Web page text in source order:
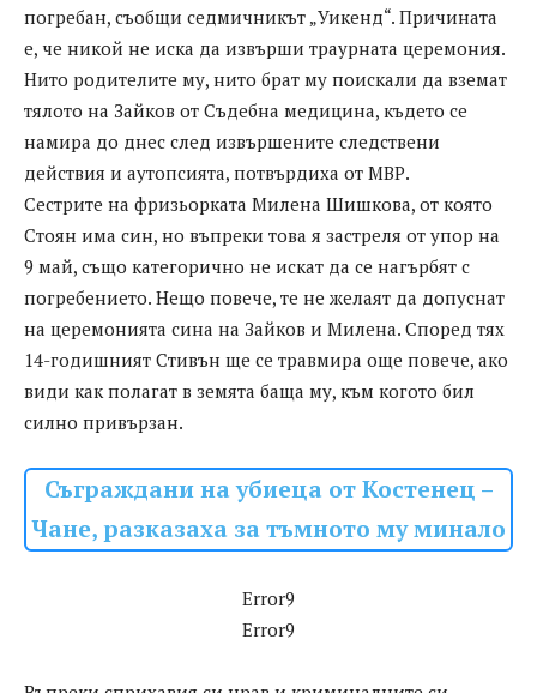
погребан, съобщи седмичникът „Уикенд“. Причината
е, че никой не иска да извърши траурната церемония.
Нито родителите му, нито брат му поискали да вземат
тялото на Зайков от Съдебна медицина, където се
намира до днес след извършените следствени
действия и аутопсията, потвърдиха от МВР.
Сестрите на фризьорката Милена Шишкова, от която
Стоян има син, но въпреки това я застреля от упор на
9 май, също категорично не искат да се нагърбят с
погребението. Нещо повече, те не желаят да допуснат
на церемонията сина на Зайков и Милена. Според тях
14-годишният Стивън ще се травмира още повече, ако
види как полагат в земята баща му, към когото бил
силно привързан.
Съграждани на убиеца от Костенец –
Чане, разказаха за тъмното му минало
Error9
Error9